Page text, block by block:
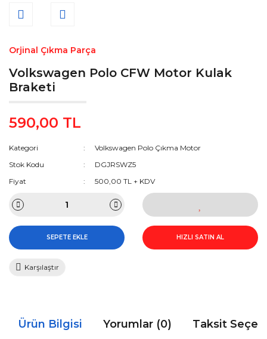
Orjinal Çıkma Parça
Volkswagen Polo CFW Motor Kulak
Braketi
590,00 TL
Kategori
Volkswagen Polo Çıkma Motor
Stok Kodu
DGJRSWZ5
Fiyat
500,00 TL + KDV
SEPETE EKLE HIZLI SATIN AL
Karşılaştır
Ürün Bilgisi Yorumlar (0) Taksit